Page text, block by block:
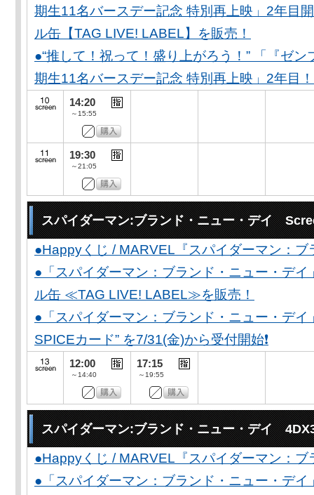
期生11名バースデー記念 特別再上映」2年目
ル缶【TAG LIVE! LABEL】を販売！
●“推して！祝って！盛り上がろう！” 「『ゼ
期生11名バースデー記念 特別再上映」2年目！
14:20
～15:55
19:30
～21:05
スパイダーマン:ブランド・ニュー・デイ
●Happyくじ / MARVEL『スパイダーマン：
●「スパイダーマン：ブランド・ニュー・デ
ル缶 ≪TAG LIVE! LABEL≫を販売！
●「スパイダーマン：ブランド・ニュー・デ
SPICEカード” を7/31(金)から受付開始❗️
12:00
～14:40
17:15
～19:55
スパイダーマン:ブランド・ニュー・デイ
●Happyくじ / MARVEL『スパイダーマン：
●「スパイダーマン：ブランド・ニュー・デ